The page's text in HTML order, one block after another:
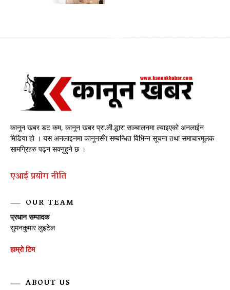
कानून खबर डट कम, कानून खबर प्रा.ली.द्धारा सञ्चालनमा ल्याइएको अनलाईन
मिडिया हो । यस अनलाइनमा कानूनसँग सम्बन्धित विभिन्न सूचना तथा समाचारमूलक
सामग्रिहरु पढ्न सक्नुहुने छ ।
एआई प्रयाेग नीति
OUR TEAM
प्रधान सम्पादक
सुमनकुमार लुइटेल
हाम्रो टिम
ABOUT US